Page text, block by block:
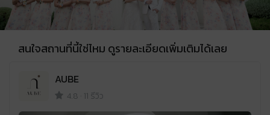
สนใจสถานที่นี้ใช่ไหม ดูรายละเอียดเพิ่มเติมได้เลย
AUBE
4.8 · 11 รีวิว